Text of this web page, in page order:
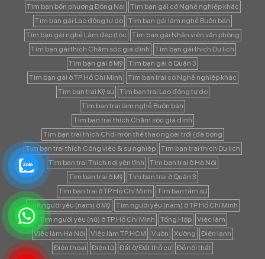
Tìm bạn bốn phương Đồng Nai
Tìm bạn gái có Nghề nghiệp khác
Tìm bạn gái Lao động tự do
Tìm bạn gái làm nghề Buôn bán
Tìm bạn gái nghề Làm đẹp (tóc
Tìm bạn gái Nhân viên văn phòng
Tìm bạn gái thích Chăm sóc gia đình
Tìm bạn gái thích Du lịch
Tìm bạn gái ở Mỹ
Tìm bạn gái ở Quận 3
Tìm bạn gái ở TP Hồ Chí Minh
Tìm bạn trai có Nghề nghiệp khác
Tìm bạn trai Kỹ sư
Tìm bạn trai Lao động tự do
Tìm bạn trai làm nghề Buôn bán
Tìm bạn trai thích Chăm sóc gia đình
Tìm bạn trai thích Chơi môn thể thao ngoài trời (đá bóng
Tìm bạn trai thích Công việc & sự nghiệp
Tìm bạn trai thích Du lịch
Tìm bạn trai Thích nơi yên tĩnh
Tìm bạn trai ở Hà Nội
Tìm bạn trai ở Mỹ
Tìm bạn trai ở Quận 3
Tìm bạn trai ở TP Hồ Chí Minh
Tìm bạn tâm sự
Tìm người yêu (nam) ở Mỹ
Tìm người yêu (nam) ở TP Hồ Chí Minh
Tìm người yêu (nữ) ở TP Hồ Chí Minh
Tổng Hợp
Việc làm
Việc làm Hà Nội
Việc làm TP.HCM Vườn Xưởng
Điện lạnh
Điện thoại
Điện tử Đất ở/ Đất thổ cư Đồ nội thất